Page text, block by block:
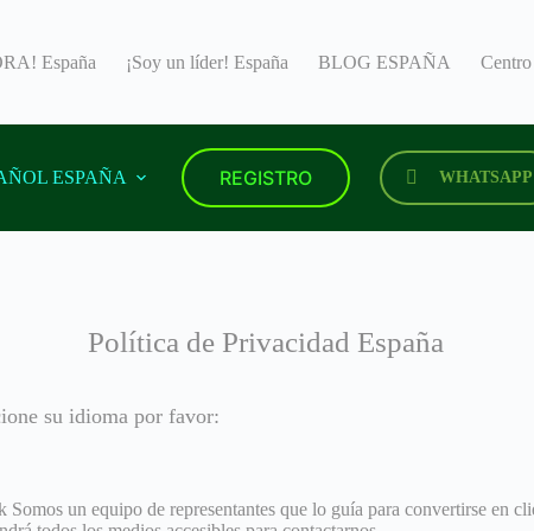
España ¡Soy un líder! España BLOG ESPAÑA
ESPAÑA REGISTRO WHATSAPP
Política de Privacidad España
su idioma por favor:
un equipo de representantes que lo guía para convertirse en